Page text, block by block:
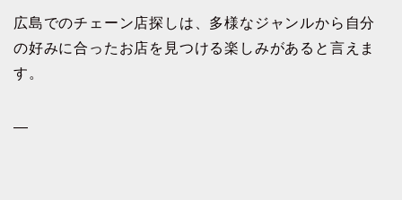
広島でのチェーン店探しは、多様なジャンルから自分
の好みに合ったお店を見つける楽しみがあると言えま
す。
—